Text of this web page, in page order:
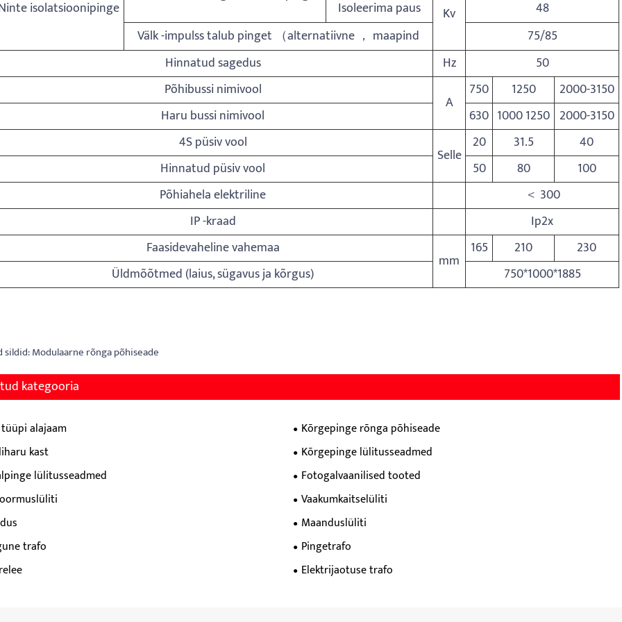
Kv
isolatsioonipinge
Isoleerima paus
48
Välk -impulss talub pinget （alternatiivne ， maapind
75/85
Hinnatud sagedus Hz
50
Põhibussi nimivool
A
750 1250
2000-3150
Haru bussi nimivool 630 1000 1250 2000-3150
4S püsiv vool
Selle
20 31.5
40
Hinnatud püsiv vool 50 80
100
Põhiahela elektriline
＜ 300
IP -kraad
Ip2x
Faasidevaheline vahemaa
mm
165 210
230
Üldmõõtmed (laius, sügavus ja kõrgus) 750*1000*1885
sildid: Modulaarne rõnga põhiseade
kategooria
alajaam
Kõrgepinge rõnga põhiseade
kast
Kõrgepinge lülitusseadmed
lülitusseadmed
Fotogalvaanilised tooted
Vaakumkaitselüliti
Maanduslüliti
trafo
Pingetrafo
Elektrijaotuse trafo